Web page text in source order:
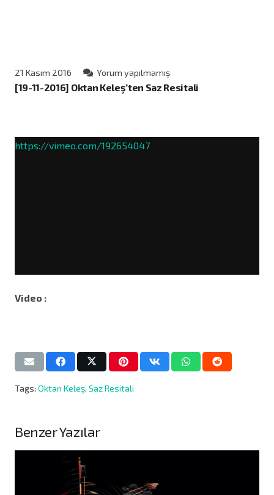
21 Kasım 2016 Yorum yapılmamış
[19-11-2016] Oktan Keleş’ten Saz Resitali
https://vimeo.com/192654047
Video :
Tags: Oktan Keleş, Saz Resitali
Benzer Yazılar